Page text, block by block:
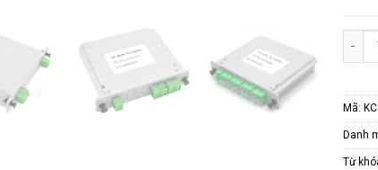
Bộ
Mã:
Danh
Từ